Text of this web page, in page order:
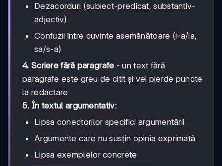
Dezacorduri (subiect-predicat, substantiv-
adjectiv)
Confuzii între cuvinte asemănătoare (i-a/ia,
sa/s-a)
4. Scriere fără paragrafe - un text fără
paragrafe este greu de citit și vei pierde puncte
la redactare
5. În textul argumentativ:
Lipsa conectorilor specifici argumentării
Argumente care nu susțin opinia exprimată
Lipsa exemplelor concrete